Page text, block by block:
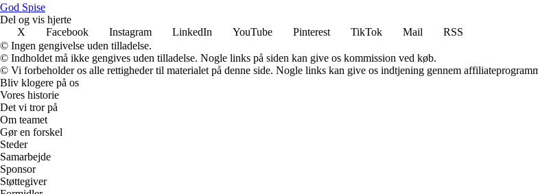
God Spise
Del og vis hjerte
X
Facebook Instagram LinkedIn YouTube Pinterest TikTok Mail
RSS
© Ingen gengivelse uden tilladelse.
© Indholdet må ikke gengives uden tilladelse. Nogle links på siden kan give os kommission ved køb.
© Vi forbeholder os alle rettigheder til materialet på denne side. Nogle links kan give os indtjening gennem
Bliv klogere på os
Vores historie
Det vi tror på
Om teamet
Gør en forskel
Steder
Samarbejde
Sponsor
Støttegiver